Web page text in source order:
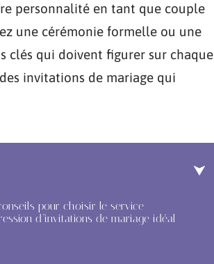
personnalité en tant que couple
une cérémonie formelle ou une
clés qui doivent figurer sur chaque
invitations de mariage qui
pour choisir le service
d’invitations de mariage idéal